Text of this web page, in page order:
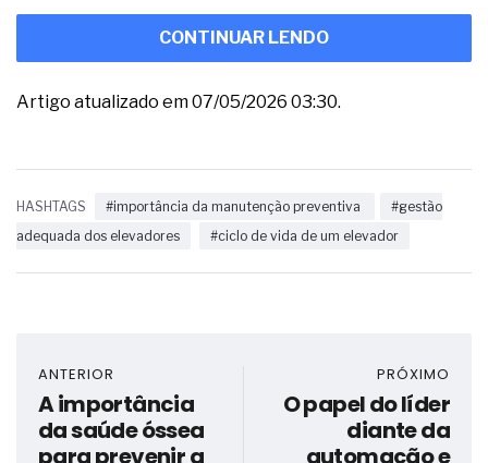
CONTINUAR LENDO
Artigo atualizado em 07/05/2026 03:30.
HASHTAGS #importância da manutenção preventiva
#gestão
adequada dos elevadores
#ciclo de vida de um elevador
ANTERIOR
A importância
da saúde óssea
para prevenir a
PRÓXIMO
O papel do líder
diante da
automação e